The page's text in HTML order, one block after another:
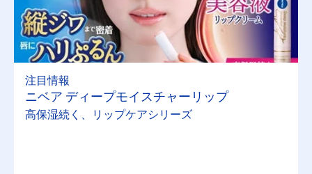
注目情報
ニベア ディープモイスチャーリップ
高保湿続く、リップケアシリーズ